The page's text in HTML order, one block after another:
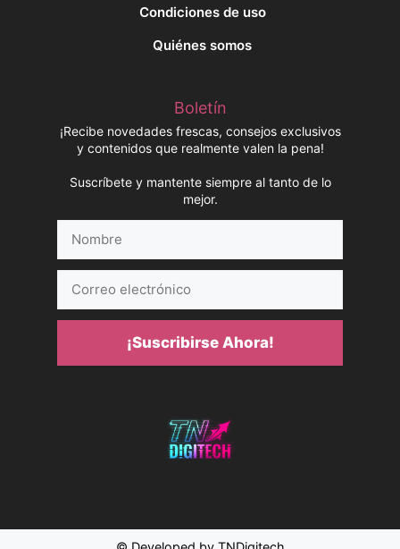
Condiciones de uso
Quiénes somos
Boletín
¡Recibe novedades frescas, consejos exclusivos
y contenidos que realmente valen la pena!
Suscríbete y mantente siempre al tanto de lo
mejor.
electrónico
¡Suscribirse Ahora!